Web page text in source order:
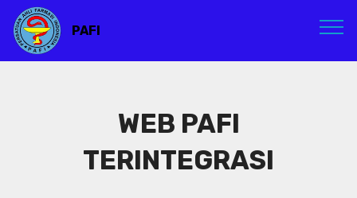
PAFI
WEB PAFI
TERINTEGRASI